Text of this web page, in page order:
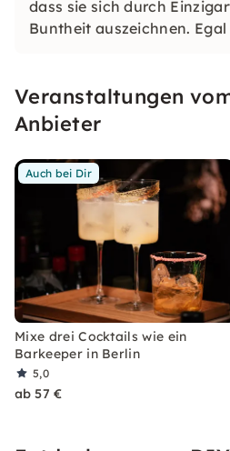
dass sie sich durch
Buntheit auszeichnen.
erleben, welches Du so
wirst.
Veranstaltungen
Anbieter
Auch bei Dir
Mixe drei Cocktails wie ein
Barkeeper in Berlin
5,0
ab 57 €